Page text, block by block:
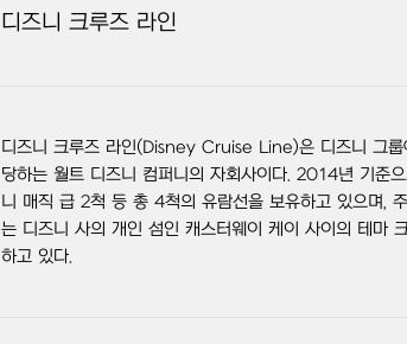
디즈니 크루즈 라인
디즈니 크루즈 라인(Disney Cruise Line)은 디즈니 그룹
당하는 월트 디즈니 컴퍼니의 자회사이다. 2014년 기준
니 매직 급 2척 등 총 4척의 유람선을 보유하고 있으며,
는 디즈니 사의 개인 섬인 캐스터웨이 케이 사이의 테마
하고 있다.